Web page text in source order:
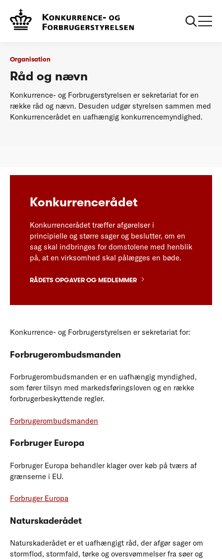
Organisation
Organisation
Råd og nævn
Konkurrence- og Forbrugerstyrelsen er sekretariat for en
række råd og nævn. Desuden udgør styrelsen sammen med
Konkurrencerådet en uafhængig konkurrencemyndighed.
Konkurrencerådet
Konkurrencerådet træffer afgørelser i
principielle og større sager og beslutter, om en
sag skal indbringes for domstolene med henblik
på, at en virksomhed skal pålægges en bøde.
RÅDETS OPGAVER OG MEDLEMMER
Konkurrence- og Forbrugerstyrelsen er sekretariat for:
Forbrugerombudsmanden
Forbrugerombudsmanden er en uafhængig myndighed,
som fører tilsyn med markedsføringsloven og en række
forbrugerbeskyttende regler.
Forbrugerombudsmanden
Forbruger Europa
Forbruger Europa behandler klager over køb på tværs af
grænserne i EU.
Forbruger Europa
Naturskaderådet
Naturskaderådet er et uafhængigt råd, der afgør sager om
stormflod, stormfald, tørke og oversvømmelser fra søer og